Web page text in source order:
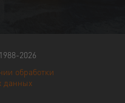
2026
обработки
данных